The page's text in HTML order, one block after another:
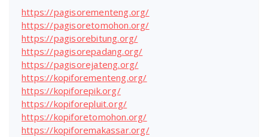
https://pagisorementeng.org/
https://pagisoretomohon.org/
https://pagisorebitung.org/
https://pagisorepadang.org/
https://pagisorejateng.org/
https://kopiforementeng.org/
https://kopiforepik.org/
https://kopiforepluit.org/
https://kopiforetomohon.org/
https://kopiforemakassar.org/